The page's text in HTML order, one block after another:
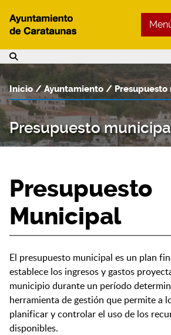
Presupuesto
Inicio Ayuntamiento
Presupuesto
Municipal
El presupuesto municipal es un plan
establece los ingresos y gastos
municipio durante un período
herramienta de gestión que permite a
planificar y controlar el uso de los
disponibles.